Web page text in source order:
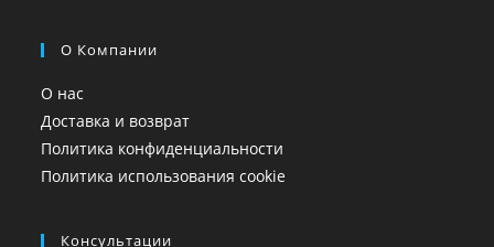
О Компании
О нас
Доставка и возврат
Политика конфиденциальности
Политика использования cookie
Консультации